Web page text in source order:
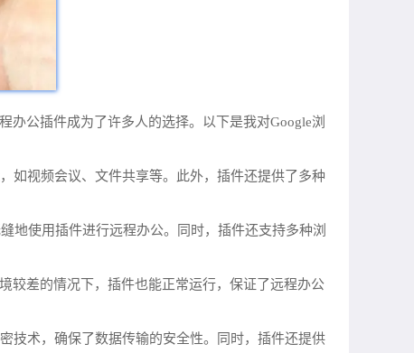
公插件成为了许多人的选择。以下是我对Google浏
如视频会议、文件共享等。此外，插件还提供了多种
地使用插件进行远程办公。同时，插件还支持多种浏
较差的情况下，插件也能正常运行，保证了远程办公
技术，确保了数据传输的安全性。同时，插件还提供